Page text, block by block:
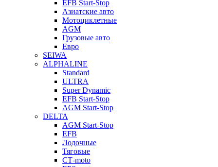
EFB Start-Stop
Азиатские авто
Мотоциклетные
AGM
Грузовые авто
Евро
SEIWA
ALPHALINE
Standard
ULTRA
Super Dynamic
EFB Start-Stop
AGM Start-Stop
DELTA
AGM Start-Stop
EFB
Лодочные
Тяговые
СТ-moto